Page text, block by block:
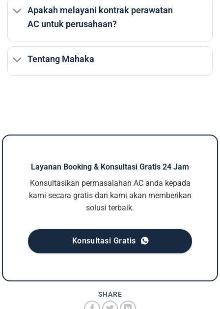
Apakah melayani kontrak perawatan
AC untuk perusahaan?
Tentang Mahaka
Layanan Booking & Konsultasi Gratis 24 Jam
Konsultasikan permasalahan AC anda kepada
kami secara gratis dan kami akan memberikan
solusi terbaik.
Konsultasi Gratis
SHARE